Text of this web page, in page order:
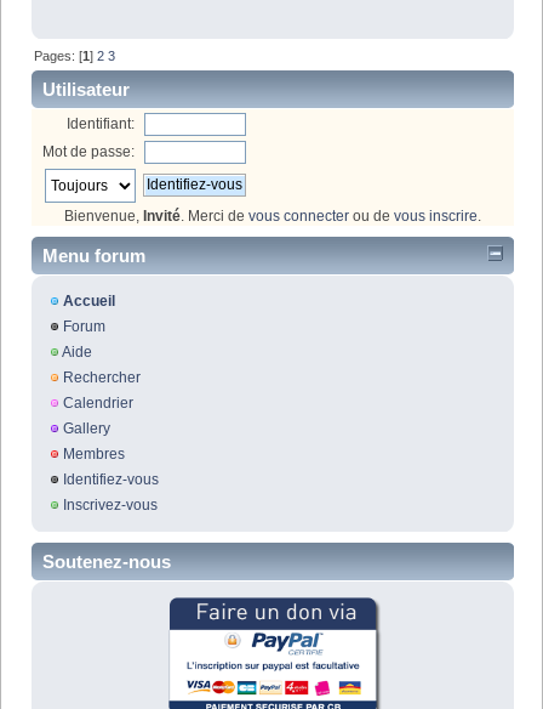
Pages: [1]2 3
Utilisateur
Identifiant:
Mot de passe:
Bienvenue, Invité . Merci de vous connecter ou de vous inscrire
Menu forum
Accueil
Forum
Aide
Rechercher
Calendrier
Gallery
Membres
Identifiez-vous
Inscrivez-vous
Soutenez-nous